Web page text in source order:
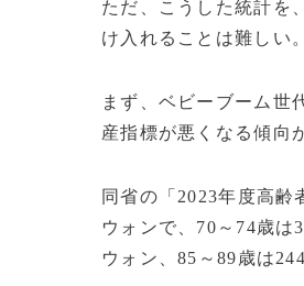
ただ、こうした統計を
け入れることは難しい。
まず、ベビーブーム世
産指標が悪くなる傾向
同省の「2023年度高齢
ウォンで、70～74歳は
ウォン、85～89歳は